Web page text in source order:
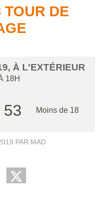
TOUR DE
, À L'EXTÉRIEUR
18H
53 Moins de 18
PAR MAD